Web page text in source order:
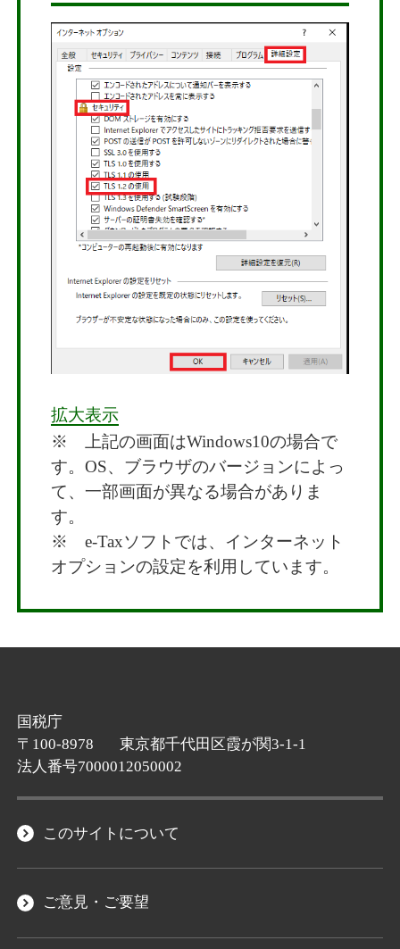
拡大表示
※ 上記の画面はWindows10の場合で
す。OS、ブラウザのバージョンによっ
て、一部画面が異なる場合がありま
す。
※ e-Taxソフトでは、インターネット
オプションの設定を利用しています。
国税庁
〒100-8978
東京都千代田区霞が関3-1-1
法人番号7000012050002
このサイトについて
ご意見・ご要望